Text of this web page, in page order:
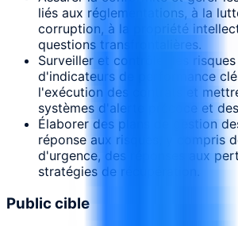
liés aux réglementations, à la
corruption, à la propriété
questions transfrontalières.
Surveiller et contrôler les
d'indicateurs de performance
l'exécution des contrats et
systèmes d'alerte précoce et
Élaborer des plans de gestion
réponse aux risques, y compris
d'urgence, des réponses aux
stratégies de récupération.
Public cible